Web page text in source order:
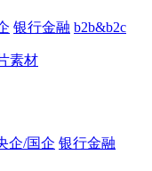
银行金融 b2b&b2c
企/国企 银行金融